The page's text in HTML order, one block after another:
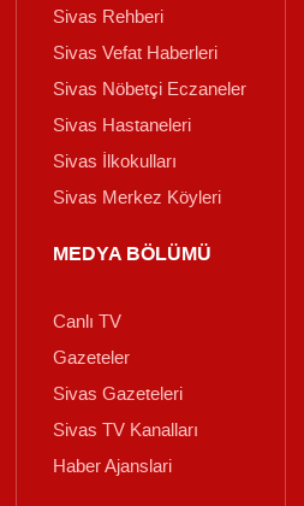
Sivas Rehberi
Sivas Vefat Haberleri
Sivas Nöbetçi Eczaneler
Sivas Hastaneleri
Sivas İlkokulları
Sivas Merkez Köyleri
MEDYA BÖLÜMÜ
Canlı TV
Gazeteler
Sivas Gazeteleri
Sivas TV Kanalları
Haber Ajanslari